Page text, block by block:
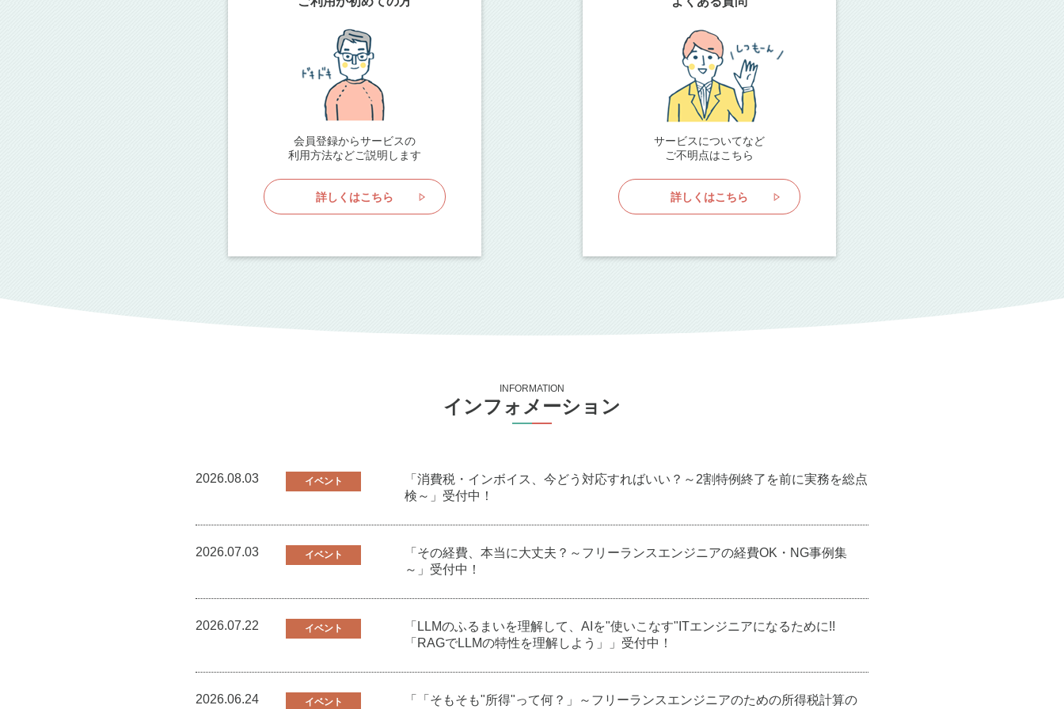
会員登録からサービスの
利用方法などご説明します
詳しくはこちら
サービスについてなど
ご不明点はこちら
詳しくはこちら
INFORMATION
インフォメーション
2026.08.03 イベント
「消費税・インボイス、今どう対応すればいい？～2割特例終了を前に実務を総点
検～」受付中！
2026.07.03 イベント
「その経費、本当に大丈夫？～フリーランスエンジニアの経費OK・NG事例集
～」受付中！
2026.07.22 イベント
「LLMのふるまいを理解して、AIを"使いこなす"ITエンジニアになるために!!
「RAGでLLMの特性を理解しよう」」受付中！
2026.06.24 イベント 「「そもそも"所得"って何？」～フリーランスエンジニアのための所得税計算の